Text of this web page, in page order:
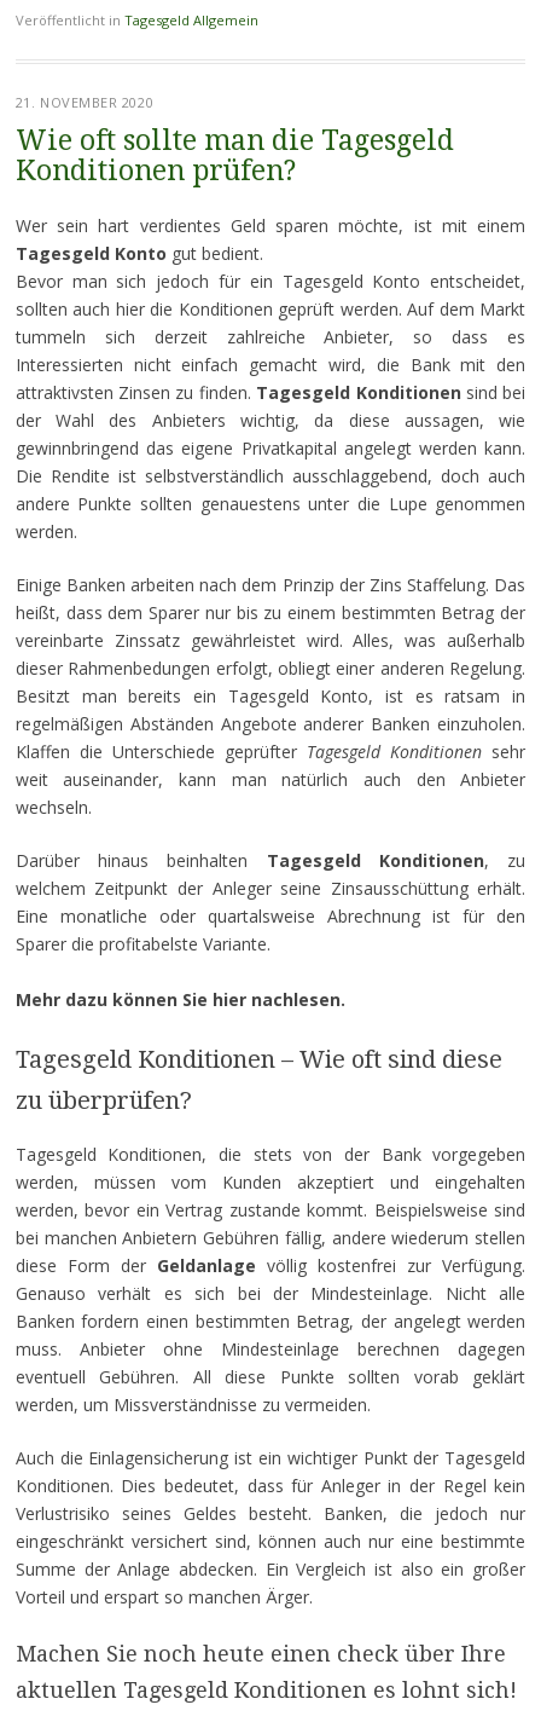
Veröffentlicht in Tagesgeld Allgemein
21. NOVEMBER 2020
Wie oft sollte man die Tagesgeld
Konditionen prüfen?
Wer sein hart verdientes Geld sparen möchte, ist mit einem
Tagesgeld Konto gut bedient.
Bevor man sich jedoch für ein Tagesgeld Konto entscheidet,
sollten auch hier die Konditionen geprüft werden. Auf dem Markt
tummeln sich derzeit zahlreiche Anbieter, so dass es
Interessierten nicht einfach gemacht wird, die Bank mit den
attraktivsten Zinsen zu finden. Tagesgeld Konditionensind bei
der Wahl des Anbieters wichtig, da diese aussagen, wie
gewinnbringend das eigene Privatkapital angelegt werden kann.
Die Rendite ist selbstverständlich ausschlaggebend, doch auch
andere Punkte sollten genauestens unter die Lupe genommen
werden.
Einige Banken arbeiten nach dem Prinzip der Zins Staffelung. Das
heißt, dass dem Sparer nur bis zu einem bestimmten Betrag der
vereinbarte Zinssatz gewährleistet wird. Alles, was außerhalb
dieser Rahmenbedungen erfolgt, obliegt einer anderen Regelung.
Besitzt man bereits ein Tagesgeld Konto, ist es ratsam in
regelmäßigen Abständen Angebote anderer Banken einzuholen.
Klaffen die Unterschiede geprüfter Tagesgeld Konditionen sehr
weit auseinander, kann man natürlich auch den Anbieter
wechseln.
Darüber hinaus beinhalten Tagesgeld Konditionen, zu
welchem Zeitpunkt der Anleger seine Zinsausschüttung erhält.
Eine monatliche oder quartalsweise Abrechnung ist für den
Sparer die profitabelste Variante.
Mehr dazu können Sie hier nachlesen.
Tagesgeld Konditionen – Wie oft sind diese
zu überprüfen?
Tagesgeld Konditionen, die stets von der Bank vorgegeben
werden, müssen vom Kunden akzeptiert und eingehalten
werden, bevor ein Vertrag zustande kommt. Beispielsweise sind
bei manchen Anbietern Gebühren fällig, andere wiederum stellen
diese Form der Geldanlage völlig kostenfrei zur Verfügung.
Genauso verhält es sich bei der Mindesteinlage. Nicht alle
Banken fordern einen bestimmten Betrag, der angelegt werden
muss. Anbieter ohne Mindesteinlage berechnen dagegen
eventuell Gebühren. All diese Punkte sollten vorab geklärt
werden, um Missverständnisse zu vermeiden.
Auch die Einlagensicherung ist ein wichtiger Punkt der Tagesgeld
Konditionen. Dies bedeutet, dass für Anleger in der Regel kein
Verlustrisiko seines Geldes besteht. Banken, die jedoch nur
eingeschränkt versichert sind, können auch nur eine bestimmte
Summe der Anlage abdecken. Ein Vergleich ist also ein großer
Vorteil und erspart so manchen Ärger.
Machen Sie noch heute einen check über Ihre
aktuellen Tagesgeld Konditionen es lohnt sich!